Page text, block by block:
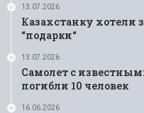
13.07.2026
Казахстанку хотели
“подарки“
13.07.2026
Самолет с
погибли 10 человек
16.06.2026